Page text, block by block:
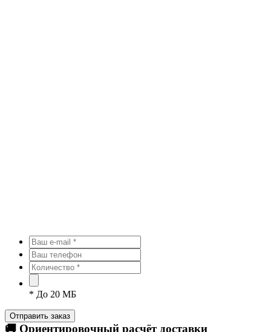
* До 20 МБ
Отправить заказ
🚚 Ориентировочный расчёт доставки